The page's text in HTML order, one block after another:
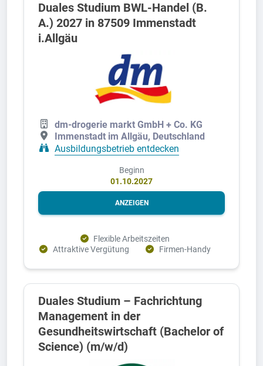
Duales Studium BWL-Handel (B.
A.) 2027 in 87509 Immenstadt
i.Allgäu
dm-drogerie markt GmbH + Co. KG
Immenstadt im Allgäu, Deutschland
Ausbildungsbetrieb entdecken
Beginn
01.10.2027
ANZEIGEN
Flexible Arbeitszeiten
Attraktive Vergütung
Firmen-Handy
Duales Studium – Fachrichtung
Management in der
Gesundheitswirtschaft (Bachelor of
Science) (m/w/d)